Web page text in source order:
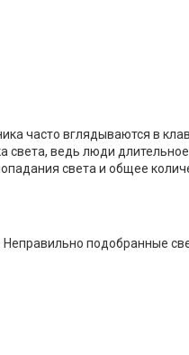
часто вглядываются в
света, ведь люди
света и общее
подобранные